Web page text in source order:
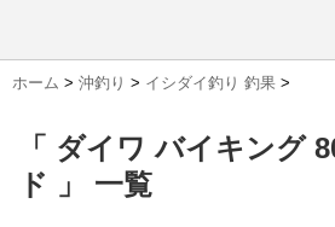
ホーム > 沖釣り > イシダイ釣り 釣果 >
「 ダイワ バイキング
ド 」 一覧